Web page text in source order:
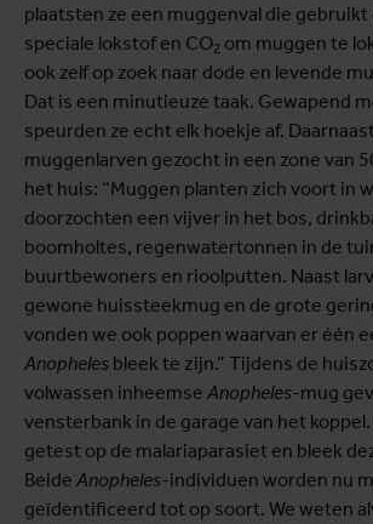
plaatsten ze een muggenval die gebruikt
speciale lokstof en CO2 om muggen te
ook zelf op zoek naar dode en levende
Dat is een minutieuze taak. Gewapend
speurden ze echt elk hoekje af.
muggenlarven gezocht in een zone van
het huis: “Muggen planten zich voort in
doorzochten een vijver in het bos,
boomholtes, regenwatertonnen in de
buurtbewoners en rioolputten. Naast
gewone huissteekmug en de grote
vonden we ook poppen waarvan er één
Anopheles bleek te zijn.” Tijdens de
volwassen inheemse Anopheles-mug
vensterbank in de garage van het
getest op de malariaparasiet en bleek
Beide Anopheles-individuen worden nu
geïdentificeerd tot op soort. We weten